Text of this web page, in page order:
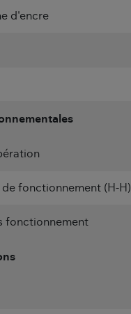
d'encre
fonctionnement (H-H)
fonctionnement